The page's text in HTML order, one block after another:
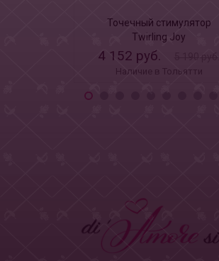
Точечный стимулятор
Twirling Joy
4 152 руб. 5 190 руб.
Наличие в Тольятти